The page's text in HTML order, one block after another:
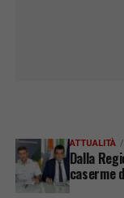
ATTUALITÀ
Dalla
caserme